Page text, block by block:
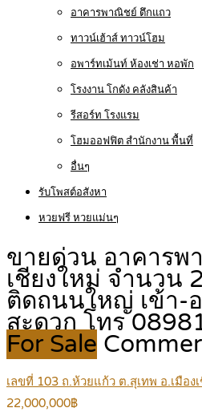
อาคารพาณิชย์ ตึกแถว
ทาวน์เฮ้าส์ ทาวน์โฮม
อพาร์ทเม้นท์ ห้องเช่า หอพัก
โรงงาน โกดัง คลังสินค้า
รีสอร์ท โรงแรม
โฮมออฟฟิต สำนักงาน พื้นที่
อื่นๆ
รับโพสต์อสังหา
หวยฟรี หวยแม่นๆ
ขายด่วน อาคารพ
เชียงใหม่ จำนวน
ติดถนนใหญ่ เข้า-
สะดวก โทร
For Sale
เลขที่ 103 ถ.ห้วยแก้ว ต.สุเทพ อ.เมือง
22,000,000฿